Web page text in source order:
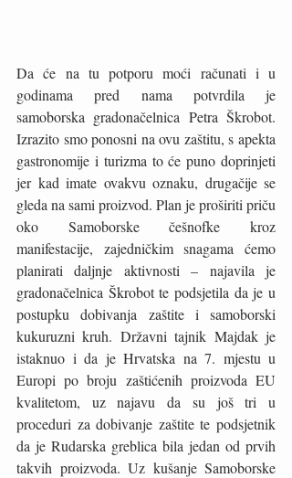
Da će na tu potporu moći računati i u
godinama pred nama potvrdila je
samoborska gradonačelnica Petra Škrobot.
Izrazito smo ponosni na ovu zaštitu, s apekta
gastronomije i turizma to će puno doprinjeti
jer kad imate ovakvu oznaku, drugačije se
gleda na sami proizvod. Plan je proširiti priču
oko Samoborske češnofke kroz
manifestacije, zajedničkim snagama ćemo
planirati daljnje aktivnosti – najavila je
gradonačelnica Škrobot te podsjetila da je u
postupku dobivanja zaštite i samoborski
kukuruzni kruh. Državni tajnik Majdak je
istaknuo i da je Hrvatska na 7. mjestu u
Europi po broju zaštićenih proizvoda EU
kvalitetom, uz najavu da su još tri u
proceduri za dobivanje zaštite te podsjetnik
da je Rudarska greblica bila jedan od prvih
takvih proizvoda. Uz kušanje Samoborske